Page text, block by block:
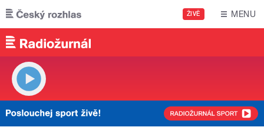
Přejít k hlavnímu obsahu
ŽIVĚ MENU